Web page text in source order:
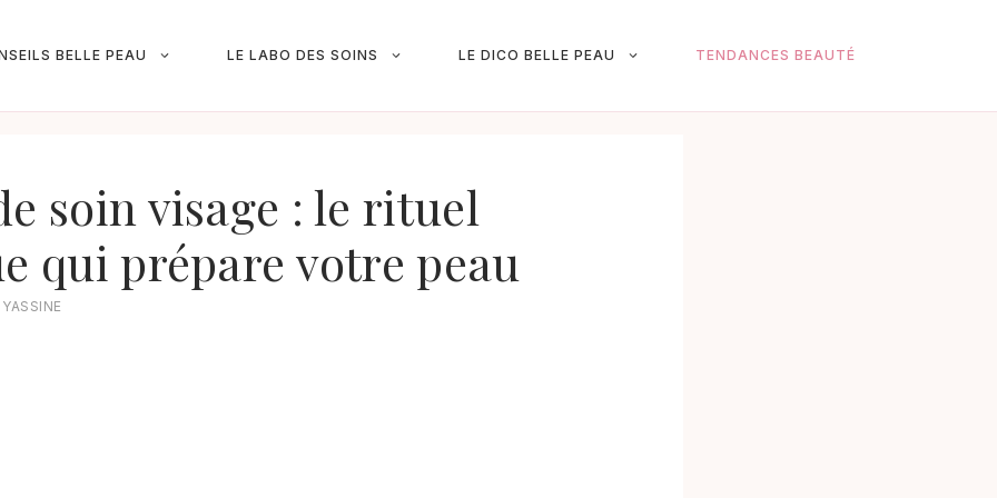
BELLE PEAU LE LABO DES SOINS LE DICO BELLE PEAU TENDANCES BEAUTÉ
soin visage : le rituel
qui prépare votre peau
YASSINE